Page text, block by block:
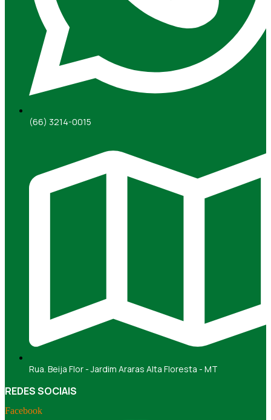
(66) 3214-0015
Rua. Beija Flor - Jardim Araras Alta Floresta - MT
REDES SOCIAIS
Facebook